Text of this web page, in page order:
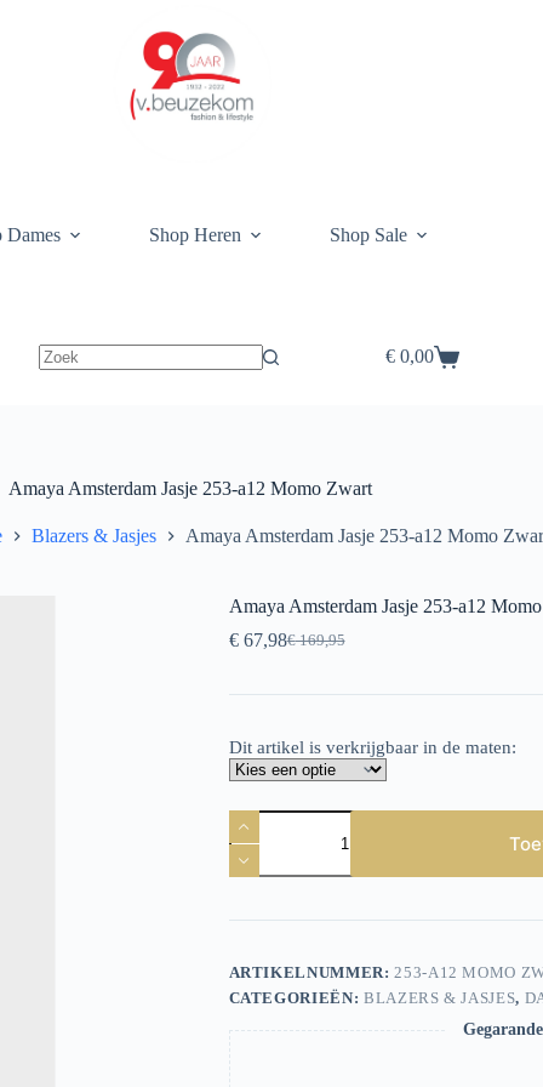
Dames Shop Heren Shop Sale
Winkelwagen
€0,00
Amaya Amsterdam Jasje 253-a12 Momo Zwart
Blazers & Jasjes Amaya Amsterdam Jasje 253-a12 Momo
Amaya Amsterdam Jasje 253-a12
€169,95
Oorspronkelijke
was:
€67,98Huidige
is:
Dit artikel is verkrijgbaar in de maten:
Amaya
Amsterdam
Jasje
253-
Momo
aantal
ARTIKELNUMMER:253-A12 MOMO
CATEGORIEËN: BLAZERS & JASJES,